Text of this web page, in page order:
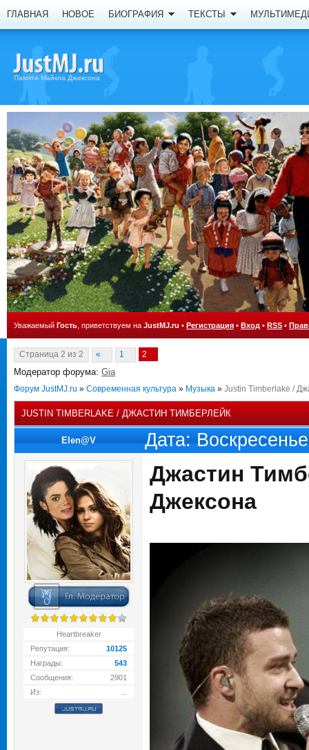
ГЛАВНАЯ НОВОЕ БИОГРАФИЯ ТЕКСТЫ
Памяти Майкла Джексона
Уважаемый Гость , приветствуем на JustMJ.ru • Регистрация • Вход • RSS •
Страница 2 из 2 « 1 2
Модератор форума: Gia
Форум JustMJ.ru » Современная культура » Музыка » Justin Timberlake /
JUSTIN TIMBERLAKE / ДЖАСТИН ТИМБЕРЛЕЙК
Elen@V Дата:
Heartbreaker
Репутация:
10125
Награды:
543
Сообщения:
2901
Из:
Джастин
Джексона